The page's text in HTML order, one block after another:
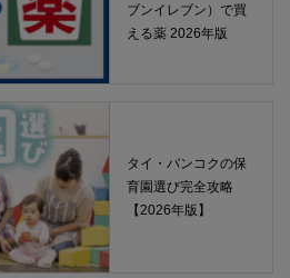
ブンイレブン）で買
える薬 2026年版
タイ・バンコクの保
育園選び完全攻略
【2026年版】